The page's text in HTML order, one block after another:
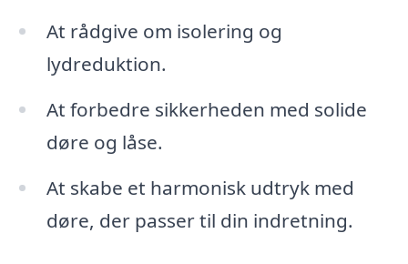
At rådgive om isolering og
lydreduktion.
At forbedre sikkerheden med solide
døre og låse.
At skabe et harmonisk udtryk med
døre, der passer til din indretning.